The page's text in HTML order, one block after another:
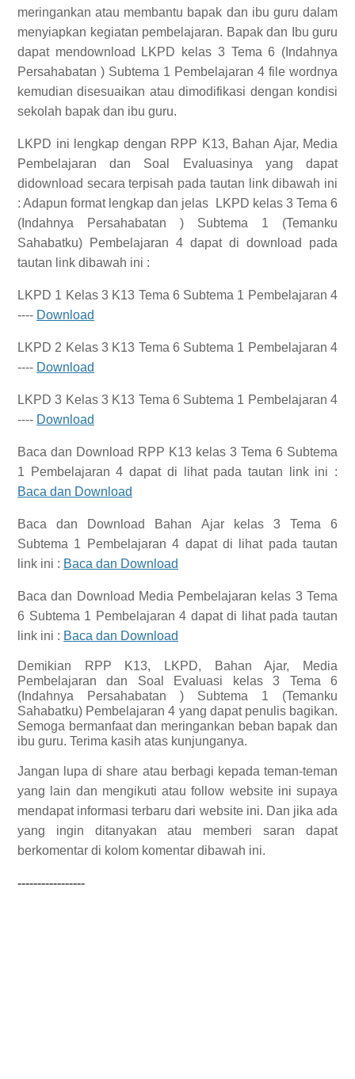
meringankan atau membantu bapak dan ibu guru dalam
menyiapkan kegiatan pembelajaran. Bapak dan Ibu guru
dapat mendownload LKPD kelas 3 Tema 6 (Indahnya
Persahabatan ) Subtema 1 Pembelajaran 4 file wordnya
kemudian disesuaikan atau dimodifikasi dengan kondisi
sekolah bapak dan ibu guru.
LKPD ini lengkap dengan RPP K13, Bahan Ajar, Media
Pembelajaran dan Soal Evaluasinya yang dapat
didownload secara terpisah pada tautan link dibawah ini
:Adapun format lengkap dan jelas
LKPD kelas 3 Tema 6
(Indahnya Persahabatan ) Subtema 1 (Temanku
Sahabatku) Pembelajaran 4 dapat di download pada
tautan link dibawah ini :
LKPD 1 Kelas 3 K13 Tema 6 Subtema 1 Pembelajaran 4
---- Download
LKPD 2 Kelas 3 K13 Tema 6 Subtema 1 Pembelajaran 4
---- Download
LKPD 3 Kelas 3 K13 Tema 6 Subtema 1 Pembelajaran 4
---- Download
Baca dan Download RPP K13 kelas 3 Tema 6 Subtema
1 Pembelajaran 4dapat di lihat pada tautan link ini :
Baca dan Download
Baca dan Download Bahan Ajar kelas 3 Tema 6
Subtema 1 Pembelajaran 4 dapat di lihat pada tautan
link ini : Baca dan Download
Baca dan Download Media Pembelajaran kelas 3 Tema
6 Subtema 1 Pembelajaran 4 dapat di lihat pada tautan
link ini : Baca dan Download
Demikian
RPP K13, LKPD, Bahan Ajar, Media
Pembelajaran dan Soal Evaluasi kelas 3 Tema 6
(Indahnya Persahabatan ) Subtema 1 (Temanku
Sahabatku) Pembelajaran 4 yang dapat penulis bagikan.
Semoga bermanfaat dan meringankan beban bapak dan
ibu guru. Terima kasih atas kunjunganya.
Jangan lupa di share atau berbagi kepada teman-teman
yang lain dan mengikuti atau follow website ini supaya
mendapat informasi terbaru dari website ini. Dan jika ada
yang ingin ditanyakan atau memberi saran dapat
berkomentar di kolom komentar dibawah ini.
-----------------